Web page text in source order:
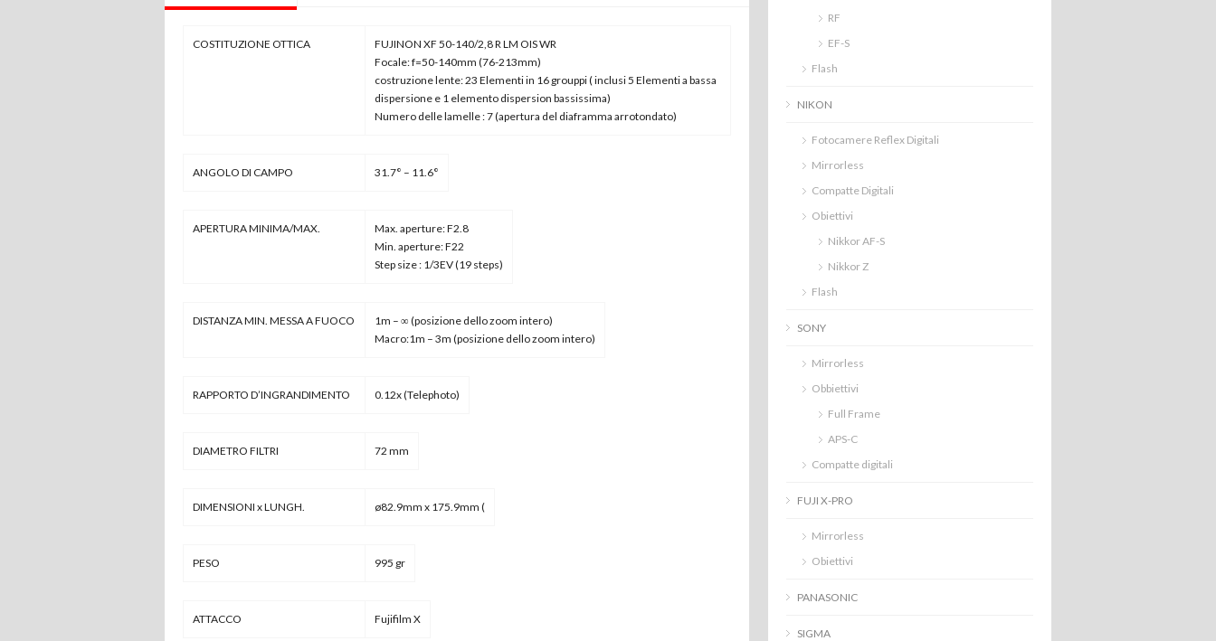
COSTITUZIONE OTTICA
FUJINON XF 50-140/2,8 R LM OIS WR
Focale: f=50-140mm (76-213mm)
costruzione lente: 23 Elementi in 16 grouppi ( inclusi 5 Elementi a bassa
dispersione e 1 elemento dispersion bassissima)
Numero delle lamelle : 7 (apertura del diaframma arrotondato)
ANGOLO DI CAMPO 31.7° – 11.6°
APERTURA MINIMA/MAX.
Max. aperture: F2.8
Min. aperture: F22
Step size : 1/3EV (19 steps)
DISTANZA MIN. MESSA A FUOCO
1m – ∞ (posizione dello zoom intero)
Macro:1m – 3m (posizione dello zoom intero)
RAPPORTO D’INGRANDIMENTO 0.12x (Telephoto)
DIAMETRO FILTRI 72 mm
DIMENSIONI x LUNGH. ø82.9mm x 175.9mm (
PESO 995 gr
ATTACCO Fujifilm X
RF
EF-S
Flash
NIKON
Fotocamere Reflex Digitali
Mirrorless
Compatte Digitali
Obiettivi
Nikkor AF-S
Nikkor Z
Flash
SONY
Mirrorless
Obbiettivi
Full Frame
APS-C
Compatte digitali
FUJI X-PRO
Mirrorless
Obiettivi
PANASONIC
SIGMA